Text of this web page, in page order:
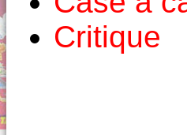
Critique